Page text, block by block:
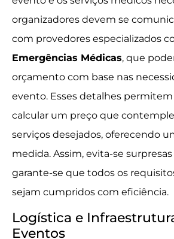
organizadores devem se
com provedores especializados
Emergências Médicas, que
orçamento com base nas
evento. Esses detalhes
calcular um preço que
serviços desejados, oferecendo
medida. Assim, evita-se
garante-se que todos os
sejam cumpridos com eficiência.
Logística e
Eventos